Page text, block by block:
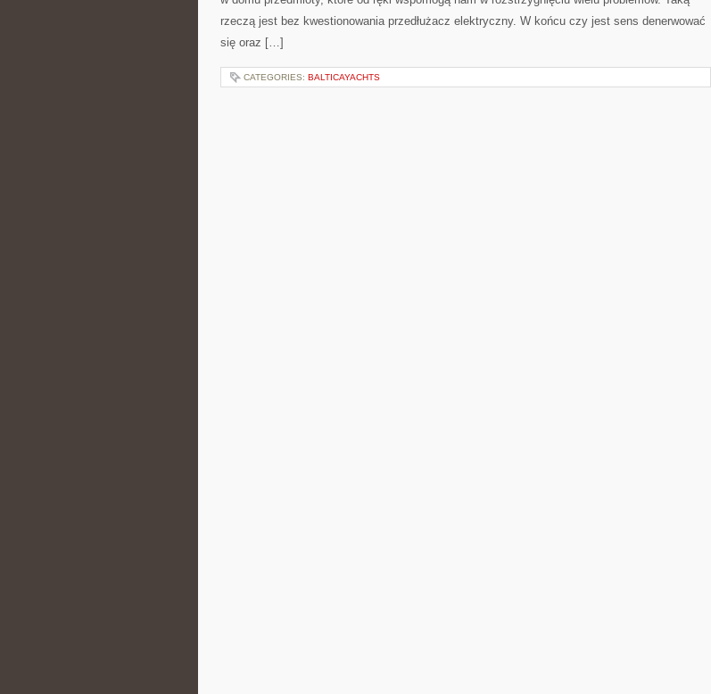
rzeczą jest bez kwestionowania przedłużacz elektryczny. W końcu czy jest sens denerwować
się oraz […]
CATEGORIES: BALTICAYACHTS